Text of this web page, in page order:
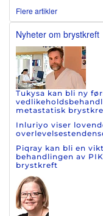
Flere artikler
Nyheter om brystkreft
Tukysa kan bli ny
metastatisk
Inluriyo viser
Piqray kan bli en
behandlingen av
brystkreft